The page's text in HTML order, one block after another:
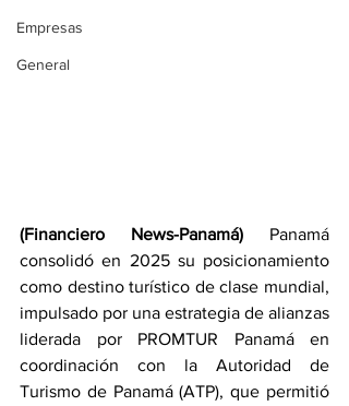
Empresas
General
(Financiero News-Panamá) Panamá
consolidó en 2025 su posicionamiento
como destino turístico de clase mundial,
impulsado por una estrategia de alianzas
liderada por PROMTUR Panamá en
coordinación con la Autoridad de
Turismo de Panamá (ATP), que permitió